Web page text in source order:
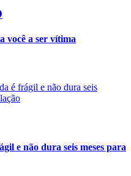
você a ser vítima
e não dura seis meses para